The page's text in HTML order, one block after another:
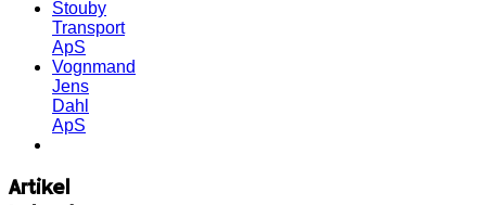
Stouby
Transport
ApS
Vognmand
Jens
Dahl
ApS
Artikel